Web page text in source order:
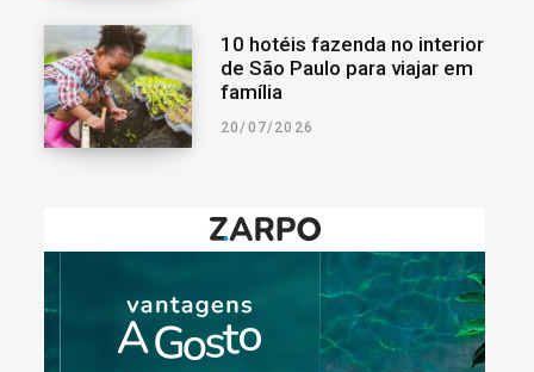
10 hotéis fazenda no interior
de São Paulo para viajar em
família
20/07/2026